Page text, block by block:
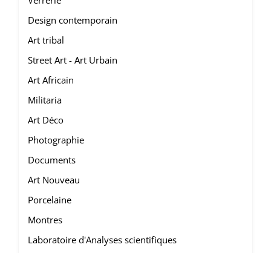
Design contemporain
Art tribal
Street Art - Art Urbain
Art Africain
Militaria
Art Déco
Photographie
Documents
Art Nouveau
Porcelaine
Montres
Laboratoire d'Analyses scientifiques